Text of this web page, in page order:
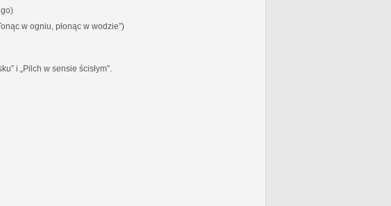
w ogniu, płonąc w wodzie”)
i „Pilch w sensie ścisłym”.